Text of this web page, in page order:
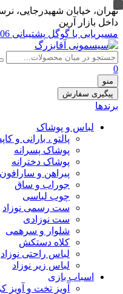
تهران، خيابان شهيدرجايى،
داخل بازار آرین
مسیریابی با گوگل پشتیبانی 09367027106
0
منو
پیگیری سفارش
برندها
لباس و پوشاک
پالتو ، بارانی و
پوشاک پسرانه
پوشاک دخترانه
پیراهن و سارافون
جوراب و ساق
چوب لباسی
ست رسمی نوزاد
ست نوزادی
شلوار و سرهمی
کلاه دستکش
لباس راحتی نوزاد
لباس زیر نوزاد
اسباب بازی
آویز تخت و آویز